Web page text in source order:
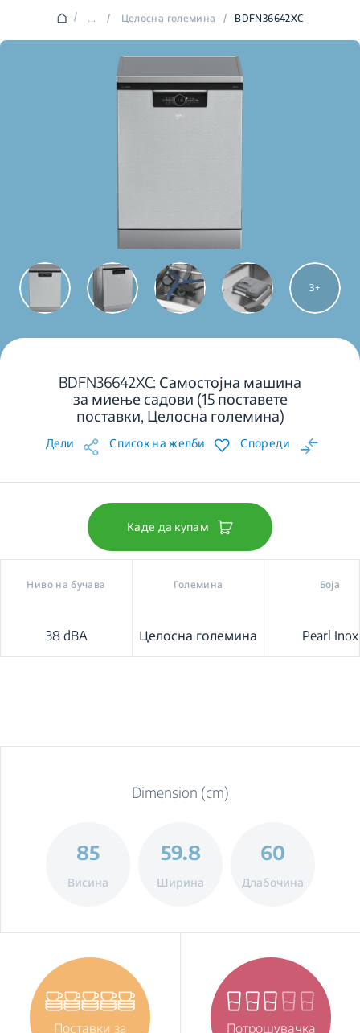
/ ... / Целосна големина / BDFN36642XC
3
BDFN36642XC: Самостојна машина
за миење садови (15 поставете
поставки, Целосна големина)
Дели Список на желби Спореди
Каде да купам
Ниво на бучава
38 dBA
Големина
Целосна големина
Боја
Pearl Inox
Dimension (cm)
85
Висина
59.8
Ширина
60
Длабочина
Поставки за
Потрошувачка